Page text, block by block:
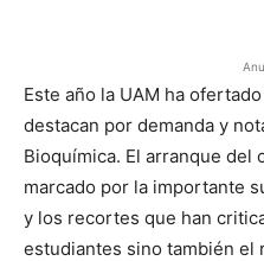
Este año la UAM ha
destacan por demanda y
Bioquímica. El arranque del
marcado por la importante
y los recortes que han
estudiantes sino también el